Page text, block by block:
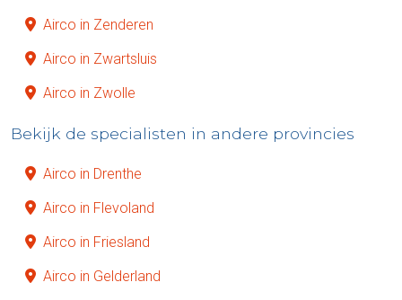
Airco in Zenderen
Airco in Zwartsluis
Airco in Zwolle
Bekijk de specialisten in andere provincies
Airco in Drenthe
Airco in Flevoland
Airco in Friesland
Airco in Gelderland